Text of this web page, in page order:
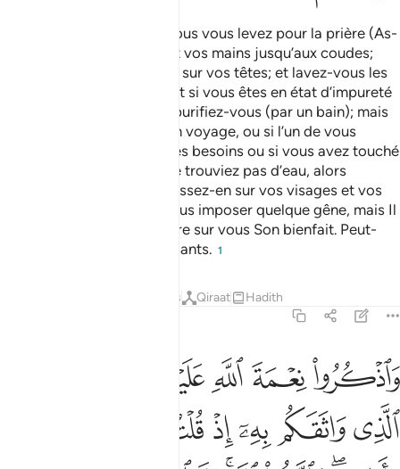
Ô les croyants ! Lorsque vous vous levez pour la prière (As-
Salât), lavez vos visages et vos mains jusqu’aux coudes;
passez les mains mouillées sur vos têtes; et lavez-vous les
pieds jusqu’aux chevilles. Et si vous êtes en état d’impureté
majeure (Junuban) , alors purifiez-vous (par un bain); mais
si vous êtes malades, ou en voyage, ou si l’un de vous
revient du lieu où il a fait ses besoins ou si vous avez touché
aux femmes et que vous ne trouviez pas d’eau, alors
recourez à la terre pure: passez-en sur vos visages et vos
mains. Allah ne veut pas vous imposer quelque gêne, mais Il
veut vous purifier et parfaire sur vous Son bienfait. Peut-
être serez-vous reconnaissants. 1
Réflexions Qiraat Hadith
واذكروا نعمة الله عليكم وميثاقه الذي واثقكم به اذ قلتم سمعنا واطعنا
وَٱذْكُرُوا۟ نِعْمَةَ ٱللَّهِ عَلَيْكُمْ وَمِيثَـٰقَهُ ٱلَّذِى وَاثَقَكُم
ﲂﲃﲄﲅ
ﲇﲈﲉﲊﲋ